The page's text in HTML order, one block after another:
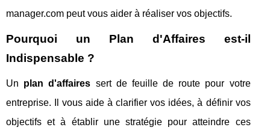
manager.com peut vous aider à réaliser vos objectifs.
Pourquoi un Plan d'Affaires est-il
Indispensable ?
Un plan d'affaires sert de feuille de route pour votre
entreprise. Il vous aide à clarifier vos idées, à définir vos
objectifs et à établir une stratégie pour atteindre ces